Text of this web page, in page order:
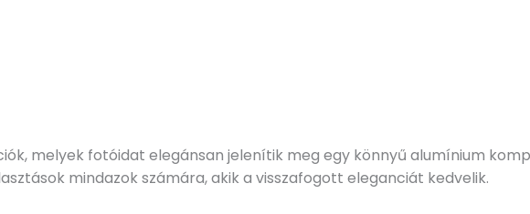
melyek fotóidat elegánsan jelenítik meg egy könnyű alumínium
mindazok számára, akik a visszafogott eleganciát kedvelik.